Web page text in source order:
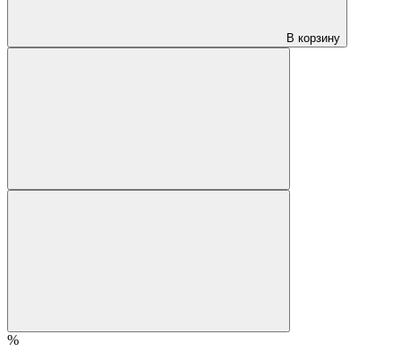
В корзину
%